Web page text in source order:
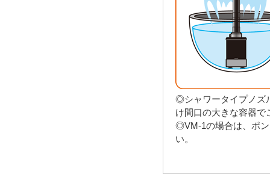
◎シャワータイプノズ
け間口の大きな容器で
◎VM-1の場合は、ポ
い。